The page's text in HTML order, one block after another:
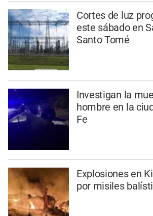
Cortes de luz
este sábado en
Santo Tomé
Investigan la
hombre en la
Fe
Explosiones en
por misiles